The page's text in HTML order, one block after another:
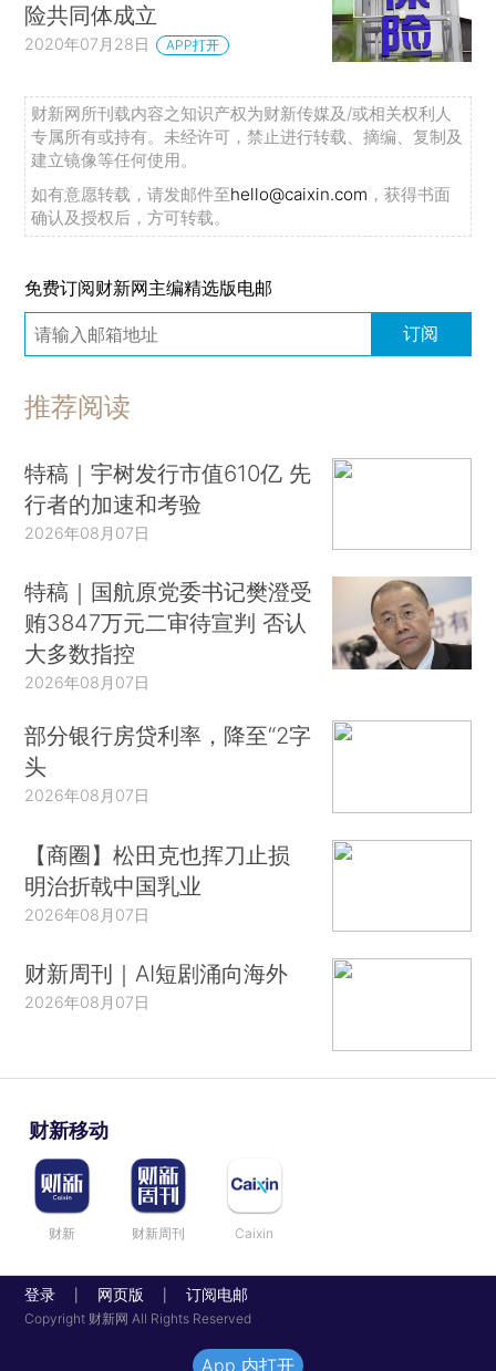
险共同体成立
2020年07月28日 APP打开
财新网所刊载内容之知识产权为财新传媒及/或相关权利人
专属所有或持有。未经许可，禁止进行转载、摘编、复制及
建立镜像等任何使用。
如有意愿转载，请发邮件至hello@caixin.com ，获得书面
确认及授权后，方可转载。
免费订阅财新网主编精选版电邮
订阅
推荐阅读
特稿｜宇树发行市值610亿 先
行者的加速和考验
2026年08月07日
特稿｜国航原党委书记樊澄受
贿3847万元二审待宣判 否认
大多数指控
2026年08月07日
部分银行房贷利率，降至“2字
头
2026年08月07日
【商圈】松田克也挥刀止损
明治折戟中国乳业
2026年08月07日
财新周刊｜AI短剧涌向海外
2026年08月07日
财新移动
财新 财新周刊 Caixin
登录 网页版 订阅电邮
Copyright 财新网 All Rights Reserved
App 内打开